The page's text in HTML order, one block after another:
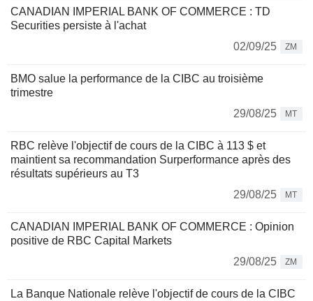
CANADIAN IMPERIAL BANK OF COMMERCE : TD
Securities persiste à l'achat
02/09/25
ZM
BMO salue la performance de la CIBC au troisième
trimestre
29/08/25
MT
RBC relève l'objectif de cours de la CIBC à 113 $ et
maintient sa recommandation Surperformance après des
résultats supérieurs au T3
29/08/25
MT
CANADIAN IMPERIAL BANK OF COMMERCE : Opinion
positive de RBC Capital Markets
29/08/25
ZM
La Banque Nationale relève l'objectif de cours de la CIBC